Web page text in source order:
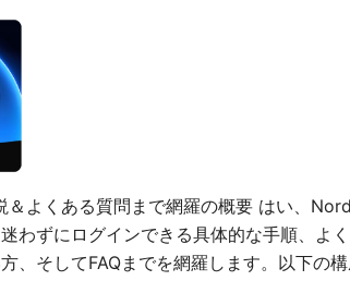
よくある質問まで網羅の概要 はい、
わずにログインできる具体的な手順、よ
、そしてFAQまでを網羅します。以下の構